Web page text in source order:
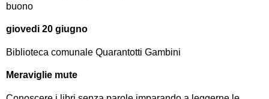
buono
giovedi 20 giugno
Biblioteca comunale Quarantotti Gambini
Meraviglie mute